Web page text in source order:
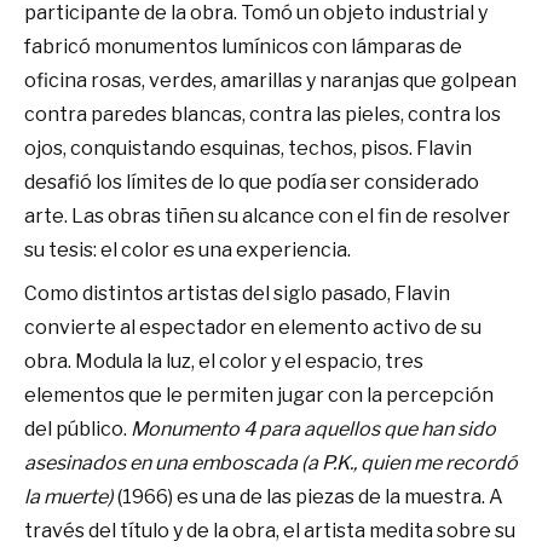
participante de la obra. Tomó un objeto industrial y
fabricó monumentos lumínicos con lámparas de
oficina rosas, verdes, amarillas y naranjas que golpean
contra paredes blancas, contra las pieles, contra los
ojos, conquistando esquinas, techos, pisos. Flavin
desafió los límites de lo que podía ser considerado
arte. Las obras tiñen su alcance con el fin de resolver
su tesis: el color es una experiencia.
Como distintos artistas del siglo pasado, Flavin
convierte al espectador en elemento activo de su
obra. Modula la luz, el color y el espacio, tres
elementos que le permiten jugar con la percepción
del público. Monumento 4 para aquellos que han sido
asesinados en una emboscada (a P.K., quien me recordó
la muerte)(1966) es una de las piezas de la muestra. A
través del título y de la obra, el artista medita sobre su